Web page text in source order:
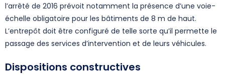
l’arrêté de 2016 prévoit notamment la présence d’une voie-
échelle obligatoire pour les bâtiments de 8 m de haut.
L’entrepôt doit être configuré de telle sorte qu’il permette le
passage des services d’intervention et de leurs véhicules.
Dispositions constructives